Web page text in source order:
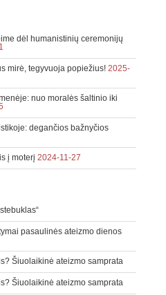
dėl humanistinių ceremonijų
mirė, tegyvuoja popiežius! 2025-
nuo moralės šaltinio iki
degančios bažnyčios
į moterį 2024-11-27
pasaulinės ateizmo dienos
Šiuolaikinė ateizmo samprata
Šiuolaikinė ateizmo samprata